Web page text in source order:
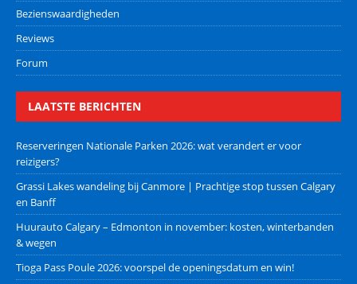
Bezienswaardigheden
Reviews
Forum
LAATSTE BERICHTEN
Reserveringen Nationale Parken 2026: wat verandert er voor
reizigers?
Grassi Lakes wandeling bij Canmore | Prachtige stop tussen Calgary
en Banff
Huurauto Calgary – Edmonton in november: kosten, winterbanden
& wegen
Tioga Pass Poule 2026: voorspel de openingsdatum en win!